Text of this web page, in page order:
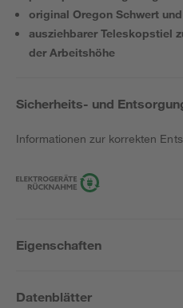
original Oregon Schwert
ausziehbarer Teleskopstiel
der Arbeitshöhe
Sicherheits- und
Informationen zur korrekten
Eigenschaften
Datenblätter